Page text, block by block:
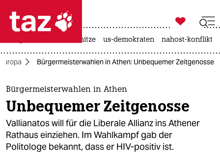
 taz zahl ich
taz zahl ich
themen
politik
öko
gesellschaft

taz zahl ich
hitze us-demokraten nahost-konflikt
Europa Bürgermeisterwahlen in Athen: Unbequemer Zeitgenosse
Bürgermeisterwahlen in Athen
Unbequemer Zeitgenosse
Vallianatos will für die Liberale Allianz ins Athener
Rathaus einziehen. Im Wahlkampf gab der
Politologe bekannt, dass er HIV-positiv ist.